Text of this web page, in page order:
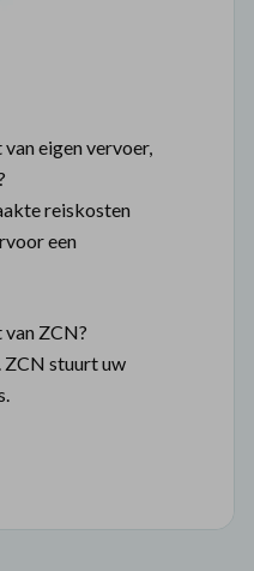
eigen vervoer,
reiskosten
een
ZCN?
ZCN stuurt uw